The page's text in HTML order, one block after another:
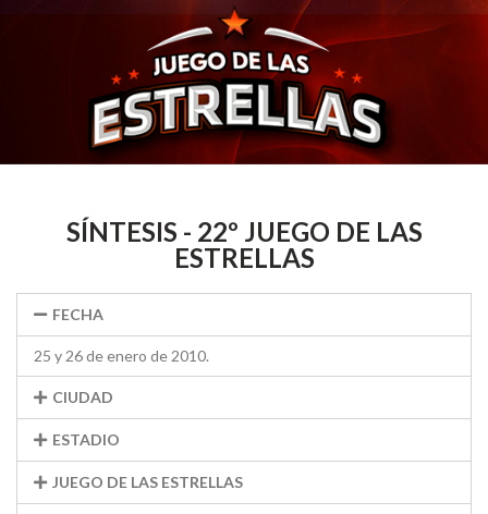
SÍNTESIS - 22º JUEGO DE LAS
ESTRELLAS
FECHA
25 y 26 de enero de 2010.
CIUDAD
ESTADIO
JUEGO DE LAS ESTRELLAS